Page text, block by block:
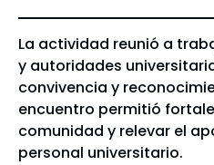
La actividad reunió a
y autoridades
convivencia y
encuentro permitió
comunidad y relevar el
personal universitario.